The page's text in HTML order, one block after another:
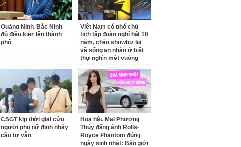
Quảng Ninh, Bắc Ninh
đủ điều kiện lên thành
phố
Việt Nam có phó chủ
tịch tập đoàn nghỉ hát 10
năm, chán showbiz lui
về sống an nhàn ở biệt
thự nghìn mét vuông
CSGT kịp thời giải cứu
người phụ nữ định nhảy
cầu tự vẫn
Hoa hậu Mai Phương
Thúy đăng ảnh Rolls-
Royce Phantom đúng
ngày sinh nhật: Bản giới